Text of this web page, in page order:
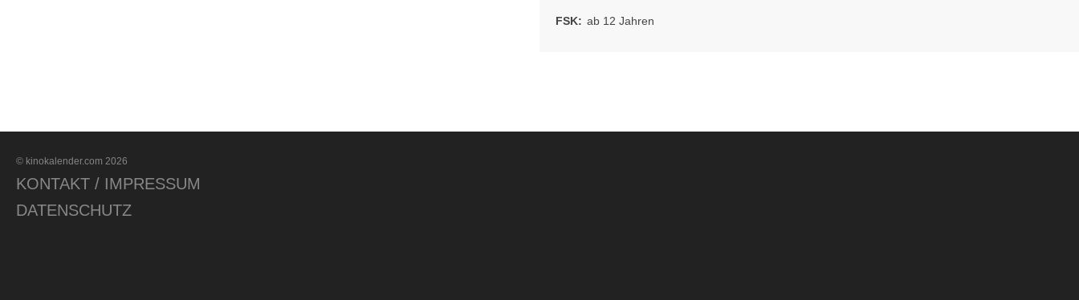
FSK: ab 12 Jahren
© kinokalender.com 2026
KONTAKT / IMPRESSUM
DATENSCHUTZ